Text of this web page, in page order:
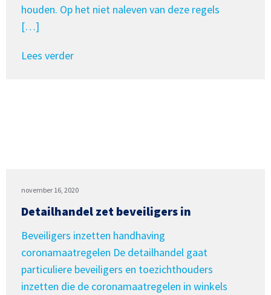
houden. Op het niet naleven van deze regels
[…]
Lees verder
november 16, 2020
Detailhandel zet beveiligers in
Beveiligers inzetten handhaving
coronamaatregelen De detailhandel gaat
particuliere beveiligers en toezichthouders
inzetten die de coronamaatregelen in winkels